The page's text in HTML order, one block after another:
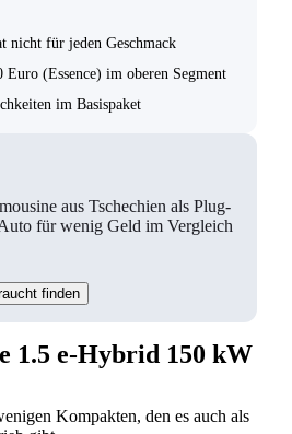
nicht für jeden Geschmack
Euro (Essence) im oberen Segment
im Basispaket
aus Tschechien als Plug-
für wenig Geld im Vergleich
finden
1.5 e-Hybrid 150 kW
Kompakten, den es auch als